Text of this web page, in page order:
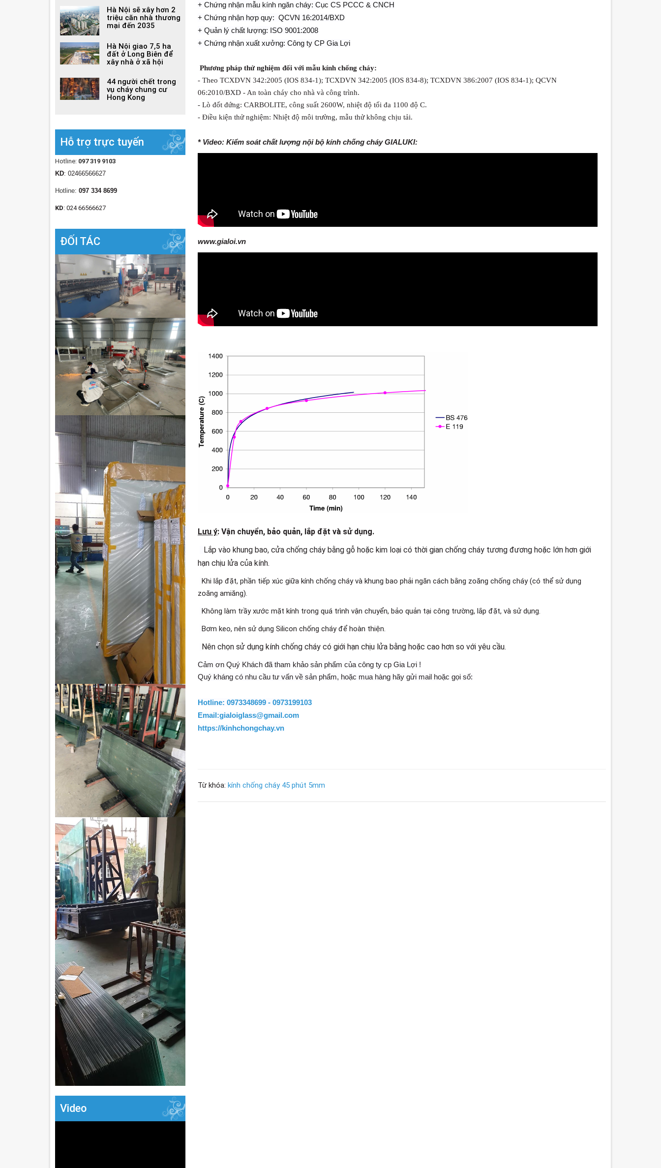
+ Chứng nhận mẫu kính ngăn cháy: Cục CS PCCC & CNCH
+ Chứng nhận hợp quy: QCVN 16:2014/BXD
+ Quản lý chất lượng: ISO 9001:2008
+ Chứng nhận xuất xưởng: Công ty CP Gia Lợi
Phương pháp thử nghiệm đối với mẫu kính chống cháy:
- Theo TCXDVN 342:2005 (IOS 834-1); TCXDVN 342:2005 (IOS 834-8); TCXDVN 386:2007 (IOS 834-1); QCVN
06:2010/BXD - An toàn cháy cho nhà và công trình.
- Lò đốt đứng: CARBOLITE, công suất 2600W, nhiệt độ tối đa 1100 độ C.
- Điều kiện thử nghiệm: Nhiệt độ môi trường, mẫu thử không chịu tải.
* Video: Kiểm soát chất lượng nội bộ kính chống cháy GIALUKI:
www.gialoi.vn
Lưu ý: Vận chuyển, bảo quản, lắp đặt và sử dụng.
Lắp vào khung bao, cửa chống cháy bằng gỗ hoặc kim loại có thời gian chống cháy tương đương hoặc lớn hơn giới
hạn chịu lửa của kính.
Khi lắp đặt, phần tiếp xúc giữa kính chống cháy và khung bao phải ngăn cách bằng zoăng chống cháy (có thể sử dụng
zoăng amiăng).
Không làm trầy xước mặt kính trong quá trình vận chuyển, bảo quản tại công trường, lắp đặt, và sử dụng.
Bơm keo, nên sử dụng Silicon chống cháy để hoàn thiện.
Nên chọn sử dụng kính chống cháy có giới hạn chịu lửa bằng hoặc cao hơn so với yêu cầu.
Cảm ơn Quý Khách đã tham khảo sản phẩm của công ty cp Gia Lợi !
Quý kháng có nhu cầu tư vấn về sản phẩm, hoặc mua hàng hãy gửi mail hoặc gọi số:
Hotline: 0973348699 - 0973199103
Email:gialoiglass@gmail.com
https://kinhchongchay.vn
Từ khóa: kính chống cháy 45 phút 5mm
Hà Nội sẽ xây hơn 2
triệu căn nhà thương
mại đến 2035
Hà Nội giao 7,5 ha
đất ở Long Biên để
xây nhà ở xã hội
44 người chết trong
vụ cháy chung cư
Hong Kong
Hỗ trợ trực tuyến
Hotline: 097 319 9103
KD: 02466566627
Hotline: 097 334 8699
KD: 024 66566627
ĐỐI TÁC
Video